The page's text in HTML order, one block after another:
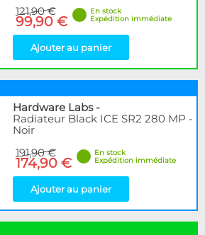
121,90 €
99,90 €
En stock
Expédition immédiate
Ajouter au panier
Hardware Labs-
Radiateur Black ICE SR2 280 MP -
Noir
191,90 €
174,90 €
En stock
Expédition immédiate
Ajouter au panier